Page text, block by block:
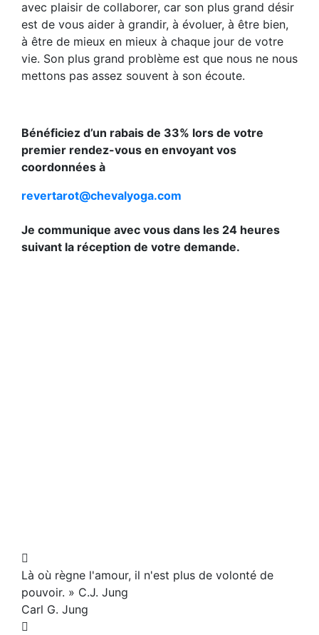
avec plaisir de collaborer, car son plus grand désir
est de vous aider à grandir, à évoluer, à être bien,
à être de mieux en mieux à chaque jour de votre
vie. Son plus grand problème est que nous ne nous
mettons pas assez souvent à son écoute.
Bénéficiez d’un rabais de 33% lors de votre
premier rendez-vous en envoyant vos
coordonnées à
revertarot@chevalyoga.com
Je communique avec vous dans les 24 heures
suivant la réception de votre demande.
Là où règne l'amour, il n'est plus de volonté de
pouvoir. » C.J. Jung
Carl G. Jung